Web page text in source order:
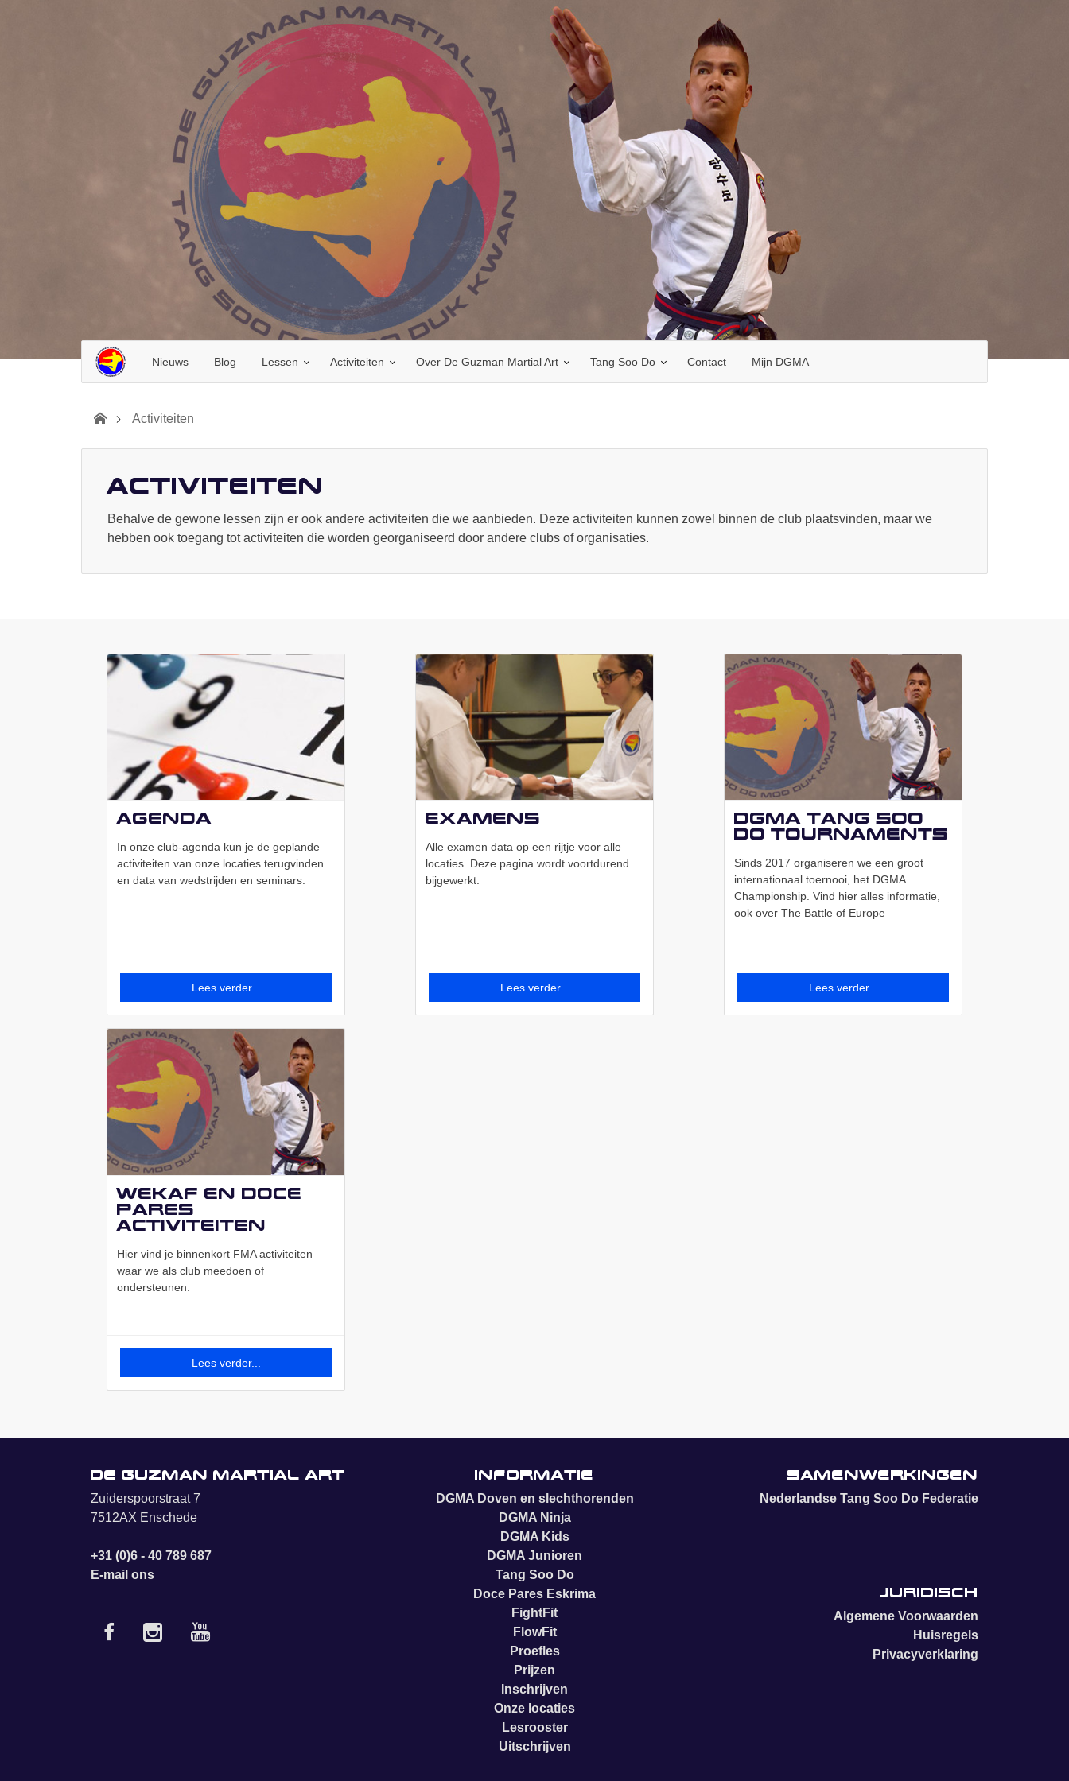
Nieuws Blog Lessen Activiteiten Over De Guzman Martial Art Tang Soo Do Contact Mijn DGMA
Activiteiten
Activiteiten
Behalve de gewone lessen zijn er ook andere activiteiten die we aanbieden. Deze activiteiten kunnen zowel binnen de club plaatsvinden, maar we
hebben ook toegang tot activiteiten die worden georganiseerd door andere clubs of organisaties.
Agenda
In onze club-agenda kun je de geplande
activiteiten van onze locaties terugvinden
en data van wedstrijden en seminars.
Lees verder...
Examens
Alle examen data op een rijtje voor alle
locaties. Deze pagina wordt voortdurend
bijgewerkt.
Lees verder...
DGMA Tang Soo
Do Tournaments
Sinds 2017 organiseren we een groot
internationaal toernooi, het DGMA
Championship. Vind hier alles informatie,
ook over The Battle of Europe
Lees verder...
Wekaf en Doce
Pares
activiteiten
Hier vind je binnenkort FMA activiteiten
waar we als club meedoen of
ondersteunen.
Lees verder...
De Guzman Martial Art
Zuiderspoorstraat 7
7512AX Enschede
+31 (0)6 - 40 789 687
E-mail ons
Informatie
DGMA Doven en slechthorenden
DGMA Ninja
DGMA Kids
DGMA Junioren
Tang Soo Do
Doce Pares Eskrima
FightFit
FlowFit
Proefles
Prijzen
Inschrijven
Onze locaties
Lesrooster
Uitschrijven
Samenwerkingen
Nederlandse Tang Soo Do Federatie
Juridisch
Algemene Voorwaarden
Huisregels
Privacyverklaring